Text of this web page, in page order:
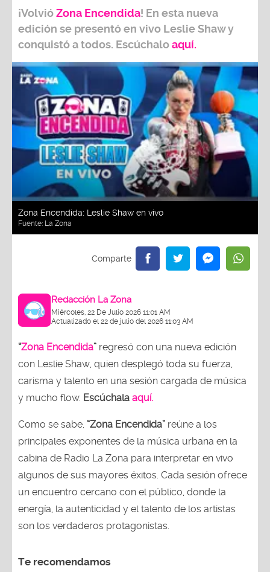
¡VolvióZona Encendida! En esta nueva
edición se presentó en vivo Leslie Shaw y
conquistó a todos. Escúchaloaquí.
Zona Encendida: Leslie Shaw en vivo
Fuente: La Zona
Redacción La Zona
Miércoles, 22 De Julio 2026 11:01 AM
Actualizado el 22 de julio del 2026 11:03 AM
“Zona Encendida” regresó con una nueva edición
con Leslie Shaw, quien desplegó toda su fuerza,
carisma y talento en una sesión cargada de música
y mucho flow. Escúchala aquí.
Como se sabe, “Zona Encendida” reúne a los
principales exponentes de la música urbana en la
cabina de Radio La Zona para interpretar en vivo
algunos de sus mayores éxitos. Cada sesión ofrece
un encuentro cercano con el público, donde la
energía, la autenticidad y el talento de los artistas
son los verdaderos protagonistas.
Te recomendamos